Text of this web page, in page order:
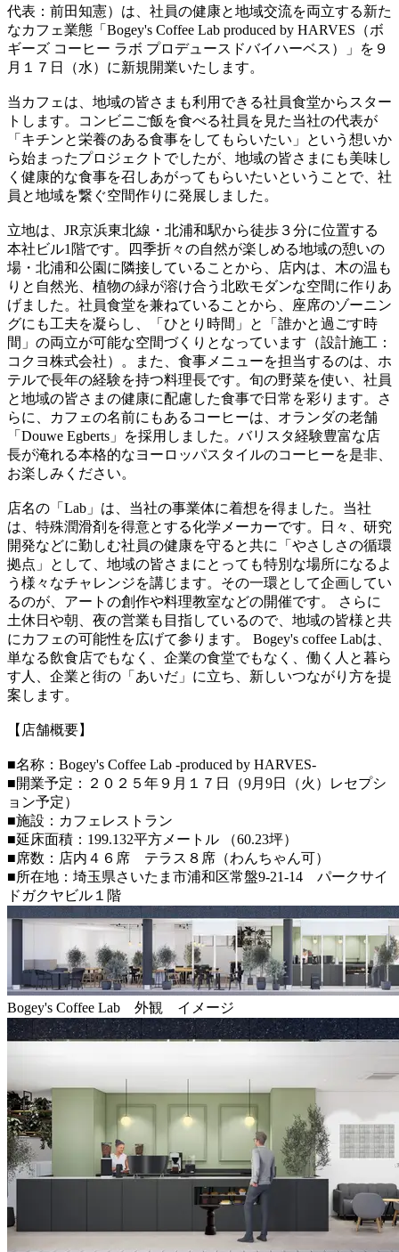
代表：前田知憲）は、社員の健康と地域交流を両立する新た
なカフェ業態「Bogey's Coffee Lab produced by HARVES（ボ
ギーズ コーヒー ラボ プロデュースドバイハーベス）」を９
月１７日（水）に新規開業いたします。
当カフェは、地域の皆さまも利用できる社員食堂からスター
トします。コンビニご飯を食べる社員を見た当社の代表が
「キチンと栄養のある食事をしてもらいたい」という想いか
ら始まったプロジェクトでしたが、地域の皆さまにも美味し
く健康的な食事を召しあがってもらいたいということで、社
員と地域を繋ぐ空間作りに発展しました。
立地は、JR京浜東北線・北浦和駅から徒歩３分に位置する
本社ビル1階です。四季折々の自然が楽しめる地域の憩いの
場・北浦和公園に隣接していることから、店内は、木の温も
りと自然光、植物の緑が溶け合う北欧モダンな空間に作りあ
げました。社員食堂を兼ねていることから、座席のゾーニン
グにも工夫を凝らし、「ひとり時間」と「誰かと過ごす時
間」の両立が可能な空間づくりとなっています（設計施工：
コクヨ株式会社）。また、食事メニューを担当するのは、ホ
テルで長年の経験を持つ料理長です。旬の野菜を使い、社員
と地域の皆さまの健康に配慮した食事で日常を彩ります。さ
らに、カフェの名前にもあるコーヒーは、オランダの老舗
「Douwe Egberts」を採用しました。バリスタ経験豊富な店
長が淹れる本格的なヨーロッパスタイルのコーヒーを是非、
お楽しみください。
店名の「Lab」は、当社の事業体に着想を得ました。当社
は、特殊潤滑剤を得意とする化学メーカーです。日々、研究
開発などに勤しむ社員の健康を守ると共に「やさしさの循環
拠点」として、地域の皆さまにとっても特別な場所になるよ
う様々なチャレンジを講じます。その一環として企画してい
るのが、アートの創作や料理教室などの開催です。 さらに
土休日や朝、夜の営業も目指しているので、地域の皆様と共
にカフェの可能性を広げて参ります。 Bogey's coffee Labは、
単なる飲食店でもなく、企業の食堂でもなく、働く人と暮ら
す人、企業と街の「あいだ」に立ち、新しいつながり方を提
案します。
【店舗概要】
■名称：Bogey's Coffee Lab ‐produced by HARVES-
■開業予定：２０２５年９月１７日（9月9日（火）レセプシ
ョン予定）
■施設：カフェレストラン
■延床面積：199.132平方メートル （60.23坪）
■席数：店内４６席 テラス８席（わんちゃん可）
■所在地：埼玉県さいたま市浦和区常盤9-21-14 パークサイ
ドガクヤビル１階
Bogey's Coffee Lab 外観 イメージ